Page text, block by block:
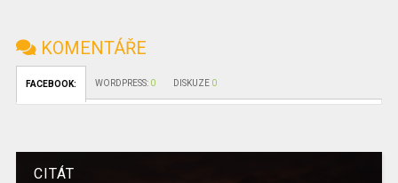
KOMENTÁŘE
FACEBOOK: WORDPRESS: 0 DISKUZE 0
CITÁT